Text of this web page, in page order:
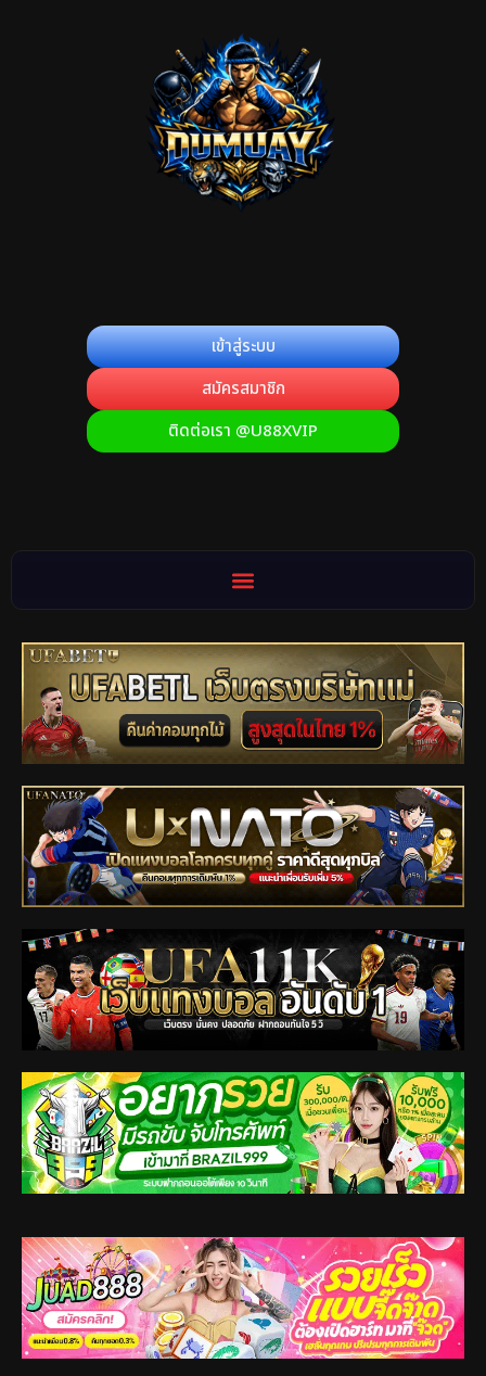
เข้าสู่ระบบ
สมัครสมาชิก
ติดต่อเรา @U88XVIP